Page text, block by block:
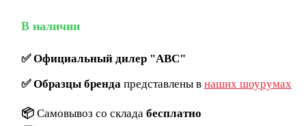
В наличии
✅Официальный дилер "ABC"
✅Образцы брендапредставлены в наших шоурумах
📦 Самовывоз со склада бесплатно